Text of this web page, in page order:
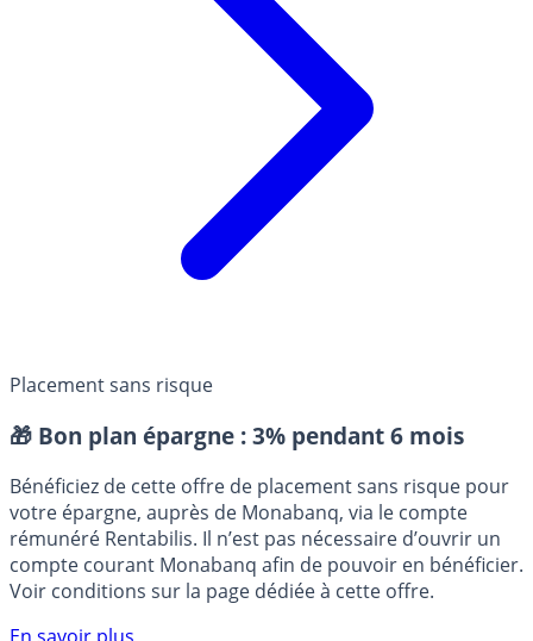
Placement sans risque
🎁 Bon plan épargne : 3% pendant 6 mois
Bénéficiez de cette offre de placement sans risque pour
votre épargne, auprès de Monabanq, via le compte
rémunéré Rentabilis. Il n’est pas nécessaire d’ouvrir un
compte courant Monabanq afin de pouvoir en bénéficier.
Voir conditions sur la page dédiée à cette offre.